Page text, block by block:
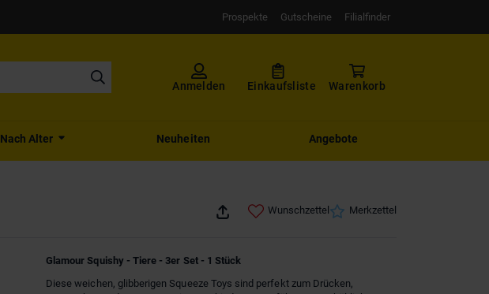
Prospekte Gutscheine Filialfinder
Anmelden Einkaufsliste Warenkorb
Nach Alter Neuheiten Angebote
Wunschzettel Merkzettel
Glamour Squishy - Tiere - 3er Set - 1 Stück
Diese weichen, glibberigen Squeeze Toys sind perfekt zum Drücken,